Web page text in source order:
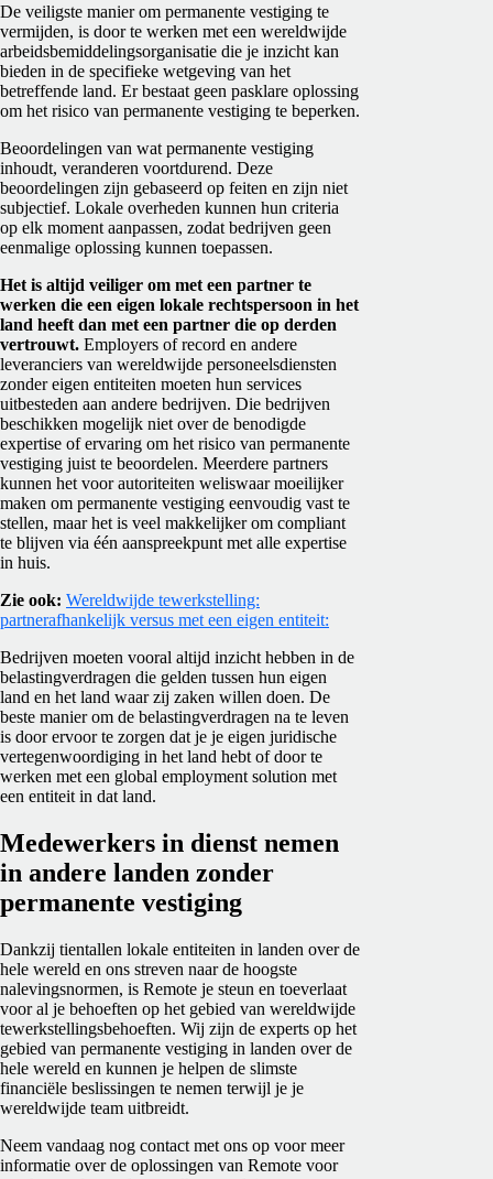
De veiligste manier om permanente vestiging te
vermijden, is door te werken met een wereldwijde
arbeidsbemiddelingsorganisatie die je inzicht kan
bieden in de specifieke wetgeving van het
betreffende land. Er bestaat geen pasklare oplossing
om het risico van permanente vestiging te beperken.
Beoordelingen van wat permanente vestiging
inhoudt, veranderen voortdurend. Deze
beoordelingen zijn gebaseerd op feiten en zijn niet
subjectief. Lokale overheden kunnen hun criteria
op elk moment aanpassen, zodat bedrijven geen
eenmalige oplossing kunnen toepassen.
Het is altijd veiliger om met een partner te
werken die een eigen lokale rechtspersoon in het
land heeft dan met een partner die op derden
vertrouwt. Employers of record en andere
leveranciers van wereldwijde personeelsdiensten
zonder eigen entiteiten moeten hun services
uitbesteden aan andere bedrijven. Die bedrijven
beschikken mogelijk niet over de benodigde
expertise of ervaring om het risico van permanente
vestiging juist te beoordelen. Meerdere partners
kunnen het voor autoriteiten weliswaar moeilijker
maken om permanente vestiging eenvoudig vast te
stellen, maar het is veel makkelijker om compliant
te blijven via één aanspreekpunt met alle expertise
in huis.
Zie ook: Wereldwijde tewerkstelling:
partnerafhankelijk versus met een eigen entiteit:
Bedrijven moeten vooral altijd inzicht hebben in de
belastingverdragen die gelden tussen hun eigen
land en het land waar zij zaken willen doen. De
beste manier om de belastingverdragen na te leven
is door ervoor te zorgen dat je je eigen juridische
vertegenwoordiging in het land hebt of door te
werken met een global employment solution met
een entiteit in dat land.
Medewerkers in dienst nemen
in andere landen zonder
permanente vestiging
Dankzij tientallen lokale entiteiten in landen over de
hele wereld en ons streven naar de hoogste
nalevingsnormen, is Remote je steun en toeverlaat
voor al je behoeften op het gebied van wereldwijde
tewerkstellingsbehoeften. Wij zijn de experts op het
gebied van permanente vestiging in landen over de
hele wereld en kunnen je helpen de slimste
financiële beslissingen te nemen terwijl je je
wereldwijde team uitbreidt.
Neem vandaag nog contact met ons op voor meer
informatie over de oplossingen van Remote voor